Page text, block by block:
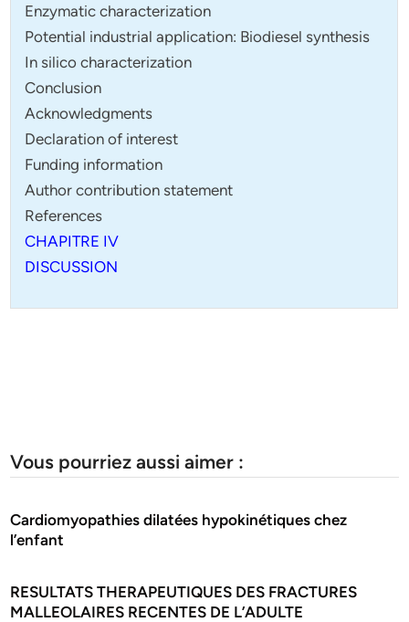
Enzymatic characterization
Potential industrial application: Biodiesel synthesis
In silico characterization
Conclusion
Acknowledgments
Declaration of interest
Funding information
Author contribution statement
References
CHAPITRE IV
DISCUSSION
Vous pourriez aussi aimer :
Cardiomyopathies dilatées hypokinétiques chez
l’enfant
RESULTATS THERAPEUTIQUES DES FRACTURES
MALLEOLAIRES RECENTES DE L’ADULTE